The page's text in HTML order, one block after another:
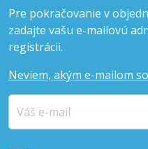
Pre pokračovanie v
zadajte vašu e-mailovú
registrácii.
Neviem, akým e-mailom